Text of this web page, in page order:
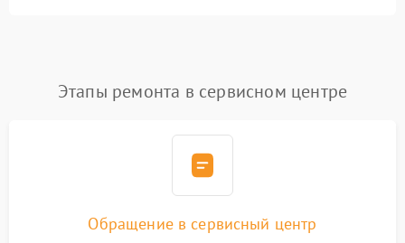
Этапы ремонта в сервисном центре
Обращение в сервисный центр